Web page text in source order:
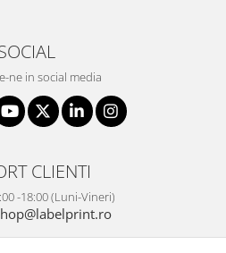
ne in social media
CLIENTI
-18:00 (Luni-Vineri)